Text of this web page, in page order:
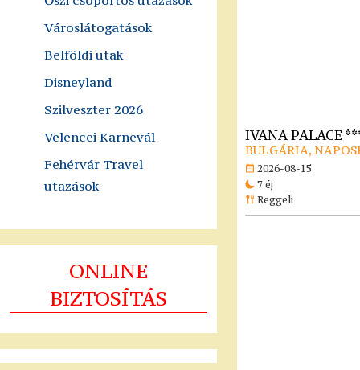
Városlátogatások
Belföldi utak
Disneyland
Szilveszter 2026
Velencei Karnevál
Fehérvár Travel
utazások
ONLINE
BIZTOSÍTÁS
IVANA PALACE
BULGÁRIA,
2026-08-15
7 éj
Reggeli